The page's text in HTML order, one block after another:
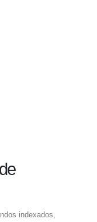
indexados,